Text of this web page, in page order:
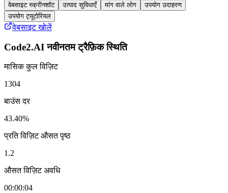
वेबसाइट स्क्रीनशॉट उत्पाद सुविधाएँ मांग वाले लोग
उपयोग उदाहरण
उपयोग ट्यूटोरियल
वेबसाइट खोलें
Code2.AI नवीनतम ट्रैफ़िक स्थिति
मासिक कुल विज़िट
1304
बाउंस दर
43.40%
प्रति विज़िट औसत पृष्ठ
1.2
औसत विज़िट अवधि
00:00:04